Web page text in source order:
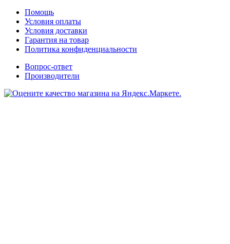
Помощь
Условия оплаты
Условия доставки
Гарантия на товар
Политика конфиденциальности
Вопрос-ответ
Производители